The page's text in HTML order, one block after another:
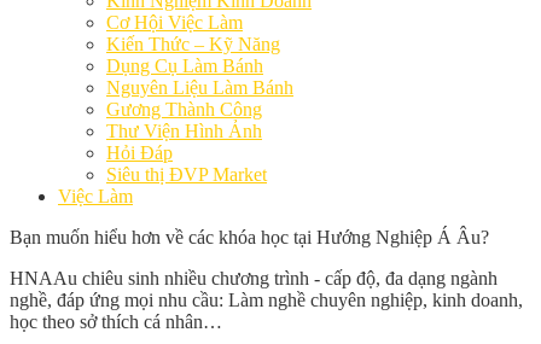
Cơ Hội Việc Làm
Kiến Thức – Kỹ Năng
Dụng Cụ Làm Bánh
Nguyên Liệu Làm Bánh
Gương Thành Công
Thư Viện Hình Ảnh
Hỏi Đáp
Siêu thị ĐVP Market
Việc Làm
Bạn muốn hiểu hơn về các khóa học tại Hướng Nghiệp Á Âu?
HNAAu chiêu sinh nhiều chương trình - cấp độ, đa dạng ngành
nghề, đáp ứng mọi nhu cầu: Làm nghề chuyên nghiệp, kinh doanh,
học theo sở thích cá nhân…